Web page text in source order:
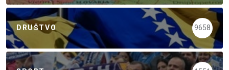
DRUŠTVO 9658